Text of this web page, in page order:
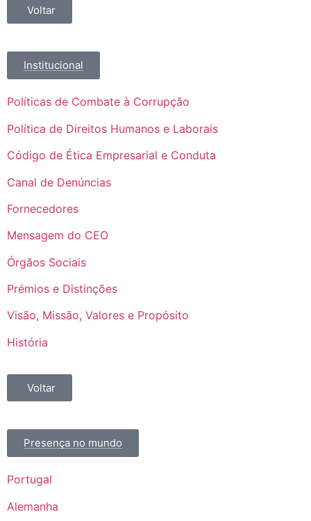
Voltar
Institucional
Políticas de Combate à Corrupção
Política de Direitos Humanos e Laborais
Código de Ética Empresarial e Conduta
Canal de Denúncias
Fornecedores
Mensagem do CEO
Órgãos Sociais
Prémios e Distinções
Visão, Missão, Valores e Propósito
História
Voltar
Presença no mundo
Portugal
Alemanha